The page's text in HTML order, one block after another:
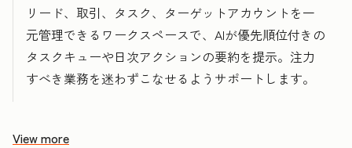
リード、取引、タスク、ターゲットアカウントを一
元管理できるワークスペースで、AIが優先順位付きの
タスクキューや日次アクションの要約を提示。注力
すべき業務を迷わずこなせるようサポートします。
View more